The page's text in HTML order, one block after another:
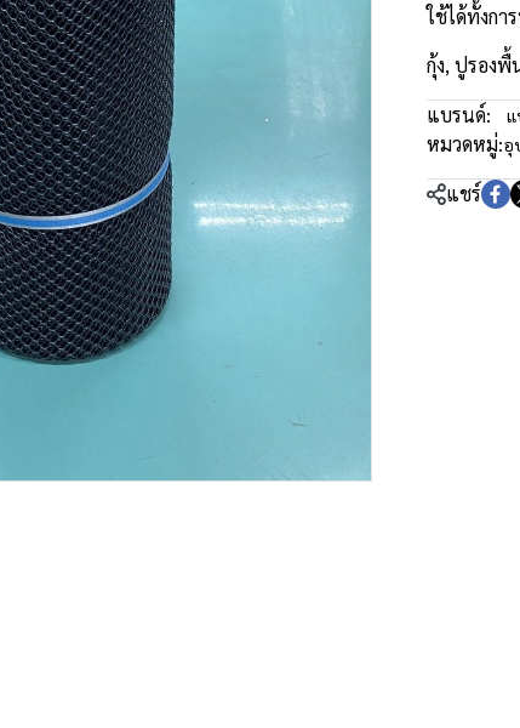
ใช้ได้ทั้งกา
กุ้ง, ปูรอง
แบรนด์:
แ
หมวดหมู่:อุ
แชร์